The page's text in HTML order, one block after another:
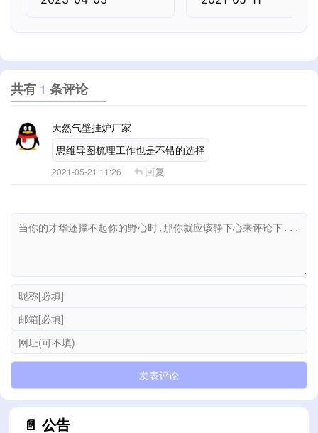
共有 1 条评论
天然气壁挂炉厂家
思维导图梳理工作也是不错的选择
2021-05-21 11:26 回复
📄 公告